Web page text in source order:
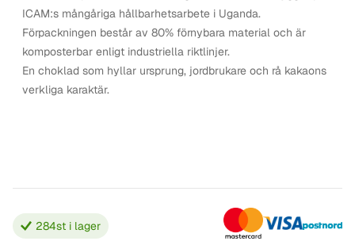
ICAM:s mångåriga hållbarhetsarbete i Uganda.
Förpackningen består av 80% förnybara material och är
komposterbar enligt industriella riktlinjer.
En choklad som hyllar ursprung, jordbrukare och rå kakaons
verkliga karaktär.
284st i lager